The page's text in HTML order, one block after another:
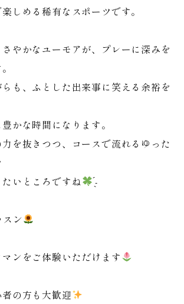
しめる稀有なスポーツです。
やかなユーモアが、プレーに深みを
らも、ふとした出来事に笑える余裕を
かな時間になります。
を抜きつつ、コースで流れるゆった
いところですね
̖́-
ン
ンをご体験いただけます
の方も大歓迎